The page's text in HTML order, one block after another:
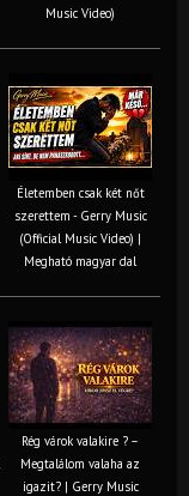
Music Video)
Életemben csak két nőt
szerettem - Gerry Music
(Official Music Video) |
Megható magyar dal
Rég várok valakire ? –
Megtalálom valaha az
igazit? | Gerry Music